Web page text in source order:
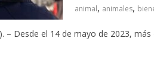
animal, animales,
Desde el 14 de mayo de 2023, más